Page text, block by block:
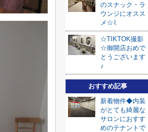
のスナック・ラ
ウンジにオスス
メ☆ﾐ
☆TIKTOK撮影
☆御開店おめで
とうございます
♪
おすすめ記事
新着物件◆内装
がとても綺麗な
サロンにおすす
めのテナントで